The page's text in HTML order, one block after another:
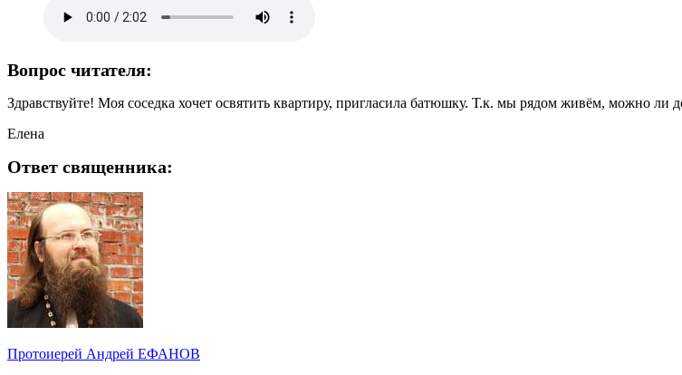
Вопрос читателя:
Здравствуйте! Моя соседка хочет освятить квартиру, пригласила батюшку. Т.к. мы рядом живём, можно ли
Елена
Ответ священника:
Протоиерей Андрей ЕФАНОВ